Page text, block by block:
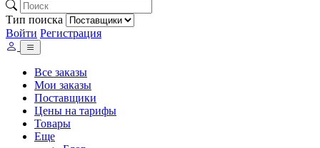
Тип поиска
Войти Регистрация
Все заказы
Мои заказы
Поставщики
Цены на тарифы
Товары
Еще